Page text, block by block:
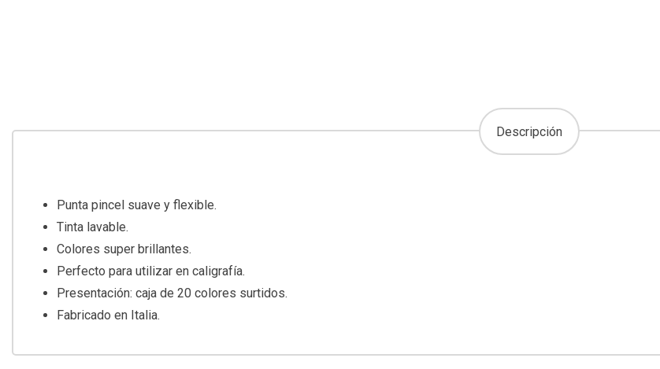
Descripción
Punta pincel suave y flexible.
Tinta lavable.
Colores super brillantes.
Perfecto para utilizar en caligrafía.
Presentación: caja de 20 colores surtidos.
Fabricado en Italia.